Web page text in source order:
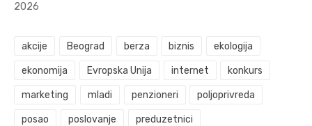
2026
akcije Beograd berza biznis ekologija
ekonomija Evropska Unija internet konkurs
marketing mladi penzioneri poljoprivreda
posao poslovanje preduzetnici